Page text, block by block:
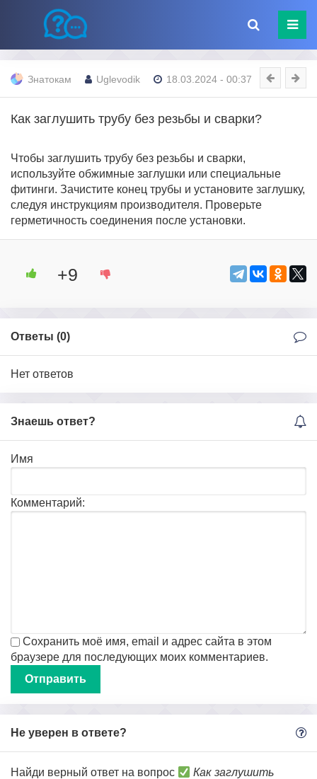
Знатокам Uglevodik 18.03.2024 - 00:37
Как заглушить трубу без резьбы и сварки?
Чтобы заглушить трубу без резьбы и сварки,
используйте обжимные заглушки или специальные
фитинги. Зачистите конец трубы и установите заглушку,
следуя инструкциям производителя. Проверьте
герметичность соединения после установки.
+9
Ответы (0)
Нет ответов
Знаешь ответ?
Имя
Комментарий:
Сохранить моё имя, email и адрес сайта в этом
браузере для последующих моих комментариев.
Не уверен в ответе?
Найди верный ответ на вопрос
Как заглушить